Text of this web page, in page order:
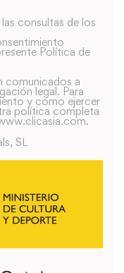
consultas de los
Política de
comunicados a
legal. Para
y como ejercer
política completa
SL